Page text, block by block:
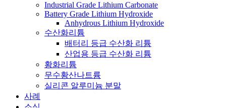
Industrial Grade Lithium Carbonate
Battery Grade Lithium Hydroxide
Anhydrous Lithium Hydroxide
수산화리튬
배터리 등급 수산화 리튬
산업용 등급 수산화 리튬
황화리튬
무수황산나트륨
실리콘 알루미늄 분말
사례